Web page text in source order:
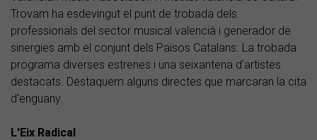
Trovam ha esdevingut el punt de trobada dels
professionals del sector musical valencià i generador de
sinergies amb el conjunt dels Països Catalans. La trobada
programa diverses estrenes i una seixantena d’artistes
destacats. Destaquem alguns directes que marcaran la cita
d'enguany.
L'Eix Radical